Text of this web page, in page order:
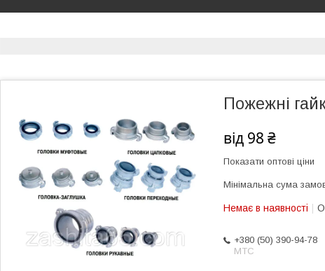
Пожежні
від 98 ₴
Показати оптові ціни
Мінімальна сума
Немає в наявності
+380 (50) 390-94-78
МТС